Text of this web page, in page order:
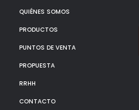
QUIÉNES SOMOS
PRODUCTOS
PUNTOS DE VENTA
PROPUESTA
RRHH
CONTACTO